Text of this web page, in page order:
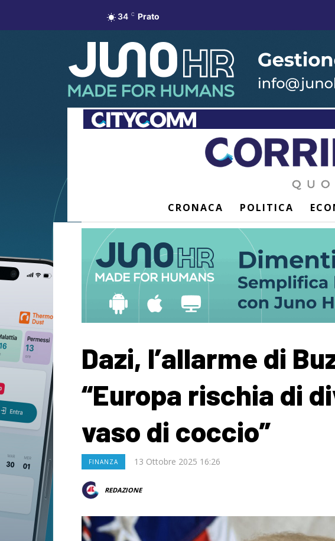
34 C Prato
CRONACA POLITICA
Dazi, l’allarme di
“Europa rischia di
vaso di coccio”
FINANZA 13 Ottobre 2025 16:26
REDAZIONE